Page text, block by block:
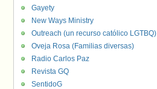
Gayety
New Ways Ministry
Outreach (un recurso católico LGTBQ)
Oveja Rosa (Familias diversas)
Radio Carlos Paz
Revista GQ
SentidoG